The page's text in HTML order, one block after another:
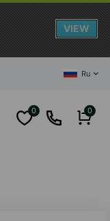
Ru
0 0
VIEW